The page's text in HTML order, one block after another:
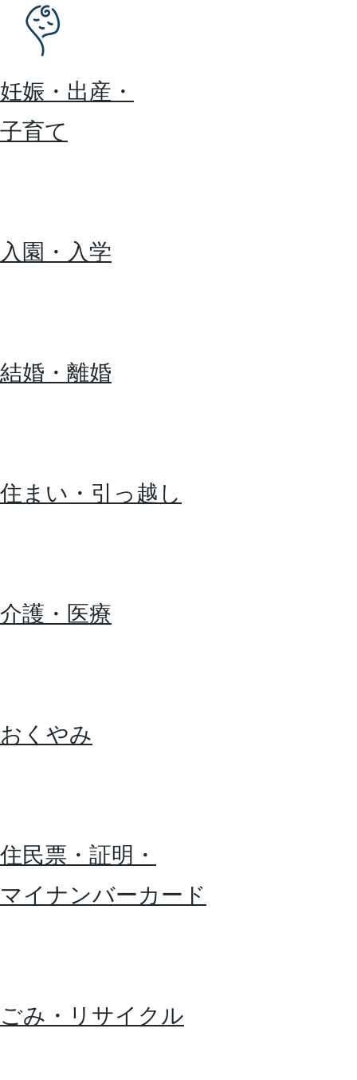
妊娠・出産・
子育て
入園・入学
結婚・離婚
住まい・引っ越し
介護・医療
おくやみ
住民票・証明・
マイナンバーカード
ごみ・リサイクル